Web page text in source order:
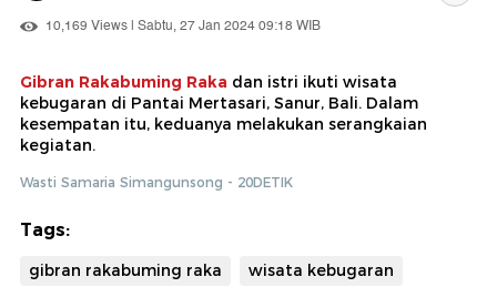
10,169 Views | Sabtu, 27 Jan 2024 09:18 WIB
Gibran Rakabuming Raka dan istri ikuti wisata
kebugaran di Pantai Mertasari, Sanur, Bali. Dalam
kesempatan itu, keduanya melakukan serangkaian
kegiatan.
Wasti Samaria Simangunsong - 20DETIK
Tags:
gibran rakabuming raka
wisata kebugaran